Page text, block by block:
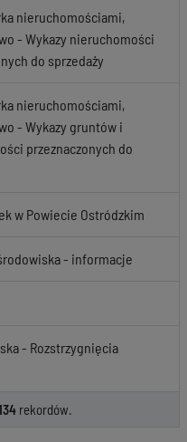
nieruchomościami,
- Wykazy nieruchomości
do sprzedaży
nieruchomościami,
- Wykazy gruntów i
przeznaczonych do
w Powiecie Ostródzkim
- informacje
- Rozstrzygnięcia
rekordów.